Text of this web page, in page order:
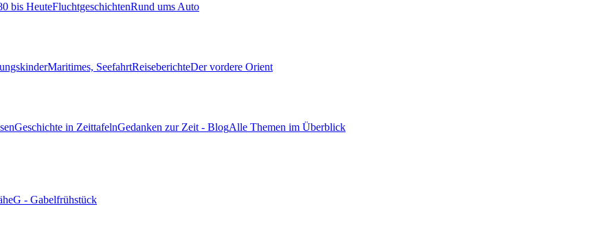
bis HeuteFluchtgeschichtenRund ums Auto
Maritimes, SeefahrtReiseberichteDer vordere Orient
Geschichte in ZeittafelnGedanken zur Zeit - BlogAlle Themen im Überblick
G - Gabelfrühstück